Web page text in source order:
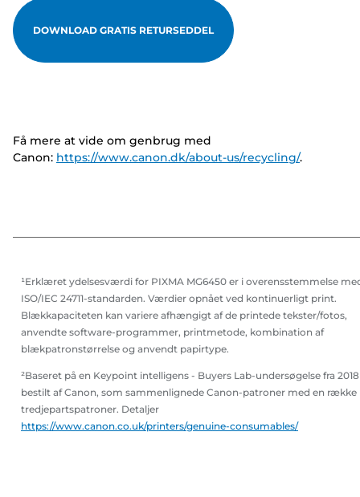
DOWNLOAD GRATIS RETURSEDDEL
Få mere at vide om genbrug med
Canon: https://www.canon.dk/about-us/recycling/.
¹Erklæret ydelsesværdi for PIXMA MG6450 er i overensstemmelse
ISO/IEC 24711-standarden. Værdier opnået ved kontinuerligt print.
Blækkapaciteten kan variere afhængigt af de printede tekster/fotos,
anvendte software-programmer, printmetode, kombination af
blækpatronstørrelse og anvendt papirtype.
²Baseret på en Keypoint intelligens - Buyers Lab-undersøgelse fra 2018
bestilt af Canon, som sammenlignede Canon-patroner med en række
tredjepartspatroner. Detaljer
https://www.canon.co.uk/printers/genuine-consumables/